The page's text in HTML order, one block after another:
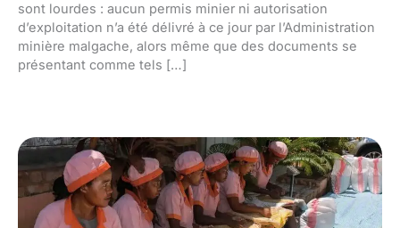
sont lourdes : aucun permis minier ni autorisation
d’exploitation n’a été délivré à ce jour par l’Administration
minière malgache, alors même que des documents se
présentant comme tels […]